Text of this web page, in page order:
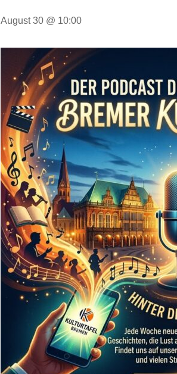
August 30 @ 10:00